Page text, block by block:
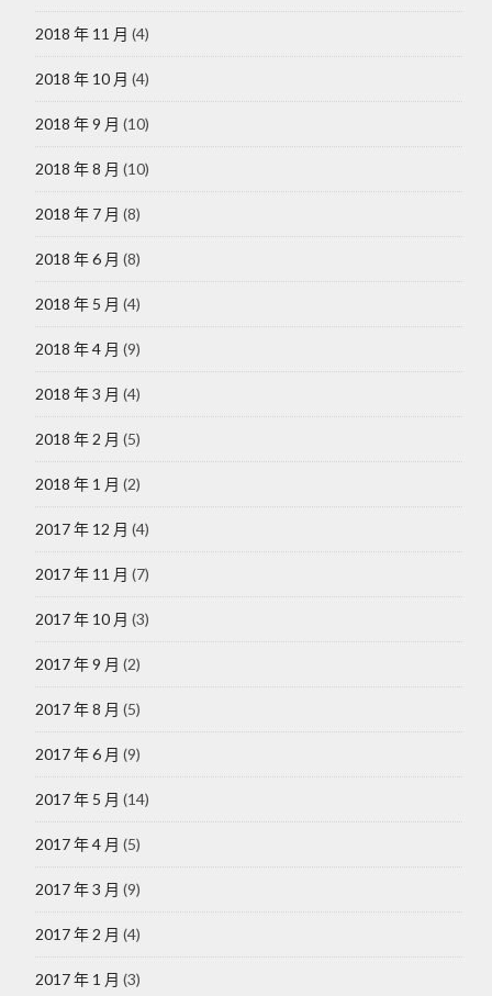
2018 年 11 月 (4)
2018 年 10 月 (4)
2018 年 9 月 (10)
2018 年 8 月 (10)
2018 年 7 月 (8)
2018 年 6 月 (8)
2018 年 5 月 (4)
2018 年 4 月 (9)
2018 年 3 月 (4)
2018 年 2 月 (5)
2018 年 1 月 (2)
2017 年 12 月 (4)
2017 年 11 月 (7)
2017 年 10 月 (3)
2017 年 9 月 (2)
2017 年 8 月 (5)
2017 年 6 月 (9)
2017 年 5 月 (14)
2017 年 4 月 (5)
2017 年 3 月 (9)
2017 年 2 月 (4)
2017 年 1 月 (3)